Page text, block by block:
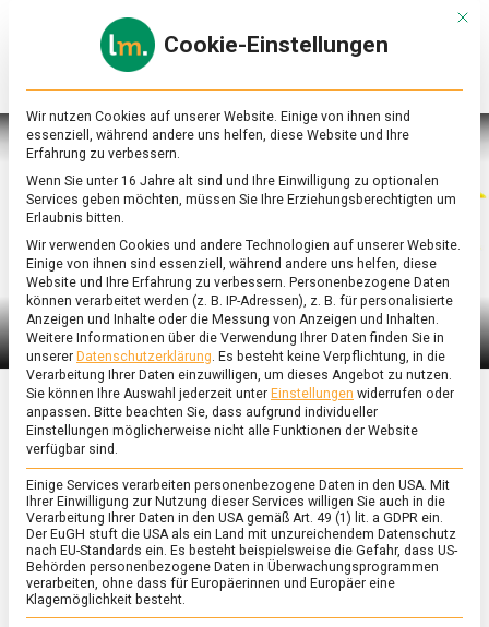
Online-
Magazin
zu
&
Ernährung
ERNÄHRUNG & GESUNDHEIT/FEATURED/WISSEN
Düsseldorfer Mostert,
nicht einfach nur Senf
16. April 2021 Johannes Commenton
nicht
Mit
Cookie-Einstellungen
Wir nutzen Cookies auf unserer Website. Einige von ihnen sind
essenziell, während andere uns helfen, diese Website und Ihre
Erfahrung zu verbessern.
Wenn Sie unter 16 Jahre alt sind und Ihre Einwilligung zu optionalen
Services geben möchten, müssen Sie Ihre Erziehungsberechtigten um
Erlaubnis bitten.
Wir verwenden Cookies und andere Technologien auf unserer Website.
Einige von ihnen sind essenziell, während andere uns helfen, diese
Website und Ihre Erfahrung zu verbessern. Personenbezogene Daten
können verarbeitet werden (z. B. IP-Adressen), z. B. für personalisierte
Anzeigen und Inhalte oder die Messung von Anzeigen und Inhalten.
Weitere Informationen über die Verwendung Ihrer Daten finden Sie in
unserer Datenschutzerklärung. Es besteht keine Verpflichtung, in die
Verarbeitung Ihrer Daten einzuwilligen, um dieses Angebot zu nutzen.
Sie können Ihre Auswahl jederzeit unter Einstellungen widerrufen oder
anpassen. Bitte beachten Sie, dass aufgrund individueller
Einstellungen möglicherweise nicht alle Funktionen der Website
verfügbar sind.
Einige Services verarbeiten personenbezogene Daten in den USA. Mit
Ihrer Einwilligung zur Nutzung dieser Services willigen Sie auch in die
Verarbeitung Ihrer Daten in den USA gemäß Art. 49 (1) lit. a GDPR ein.
Der EuGH stuft die USA als ein Land mit unzureichendem Datenschutz
nach EU-Standards ein. Es besteht beispielsweise die Gefahr, dass US-
Behörden personenbezogene Daten in Überwachungsprogrammen
verarbeiten, ohne dass für Europäerinnen und Europäer eine
Klagemöglichkeit besteht.